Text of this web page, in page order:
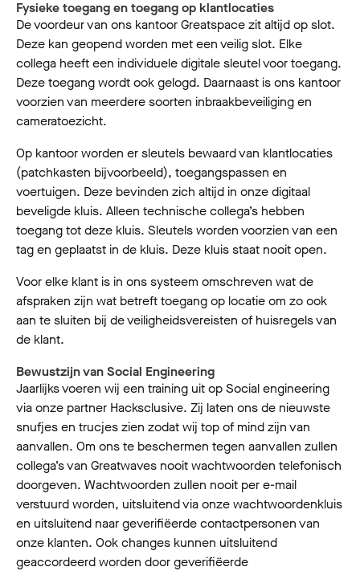
Fysieke toegang en toegang op klantlocaties
De voordeur van ons kantoor Greatspace zit altijd op slot.
Deze kan geopend worden met een veilig slot. Elke
collega heeft een individuele digitale sleutel voor toegang.
Deze toegang wordt ook gelogd. Daarnaast is ons kantoor
voorzien van meerdere soorten inbraakbeveiliging en
cameratoezicht.
Op kantoor worden er sleutels bewaard van klantlocaties
(patchkasten bijvoorbeeld), toegangspassen en
voertuigen. Deze bevinden zich altijd in onze digitaal
beveligde kluis. Alleen technische collega’s hebben
toegang tot deze kluis. Sleutels worden voorzien van een
tag en geplaatst in de kluis. Deze kluis staat nooit open.
Voor elke klant is in ons systeem omschreven wat de
afspraken zijn wat betreft toegang op locatie om zo ook
aan te sluiten bij de veiligheidsvereisten of huisregels van
de klant.
Bewustzijn van Social Engineering
Jaarlijks voeren wij een training uit op Social engineering
via onze partner Hacksclusive. Zij laten ons de nieuwste
snufjes en trucjes zien zodat wij top of mind zijn van
aanvallen. Om ons te beschermen tegen aanvallen zullen
collega’s van Greatwaves nooit wachtwoorden telefonisch
doorgeven. Wachtwoorden zullen nooit per e-mail
verstuurd worden, uitsluitend via onze wachtwoordenkluis
en uitsluitend naar geverifiëerde contactpersonen van
onze klanten. Ook changes kunnen uitsluitend
geaccordeerd worden door geverifiëerde